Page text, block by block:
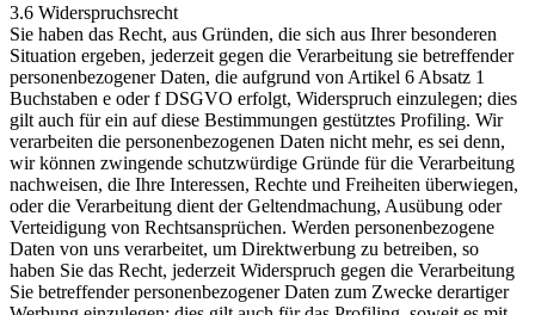
3.6 Widerspruchsrecht
Sie haben das Recht, aus Gründen, die sich aus Ihrer besonderen
Situation ergeben, jederzeit gegen die Verarbeitung sie betreffender
personenbezogener Daten, die aufgrund von Artikel 6 Absatz 1
Buchstaben e oder f DSGVO erfolgt, Widerspruch einzulegen; dies
gilt auch für ein auf diese Bestimmungen gestütztes Profiling. Wir
verarbeiten die personenbezogenen Daten nicht mehr, es sei denn,
wir können zwingende schutzwürdige Gründe für die Verarbeitung
nachweisen, die Ihre Interessen, Rechte und Freiheiten überwiegen,
oder die Verarbeitung dient der Geltendmachung, Ausübung oder
Verteidigung von Rechtsansprüchen. Werden personenbezogene
Daten von uns verarbeitet, um Direktwerbung zu betreiben, so
haben Sie das Recht, jederzeit Widerspruch gegen die Verarbeitung
Sie betreffender personenbezogener Daten zum Zwecke derartiger